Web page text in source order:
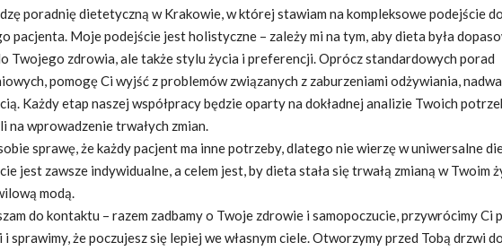
poradnię dietetyczną w Krakowie, w której stawiam na kompleksowe podejście do
pacjenta. Moje podejście jest holistyczne – zależy mi na tym, aby dieta była
Twojego zdrowia, ale także stylu życia i preferencji. Oprócz standardowych porad
pomogę Ci wyjść z problemów związanych z zaburzeniami odżywiania,
Każdy etap naszej współpracy będzie oparty na dokładnej analizie Twoich
na wprowadzenie trwałych zmian.
sprawę, że każdy pacjent ma inne potrzeby, dlatego nie wierzę w uniwersalne
jest zawsze indywidualne, a celem jest, by dieta stała się trwałą zmianą w Twoim
modą.
do kontaktu – razem zadbamy o Twoje zdrowie i samopoczucie, przywrócimy Ci
sprawimy, że poczujesz się lepiej we własnym ciele. Otworzymy przed Tobą drzwi do